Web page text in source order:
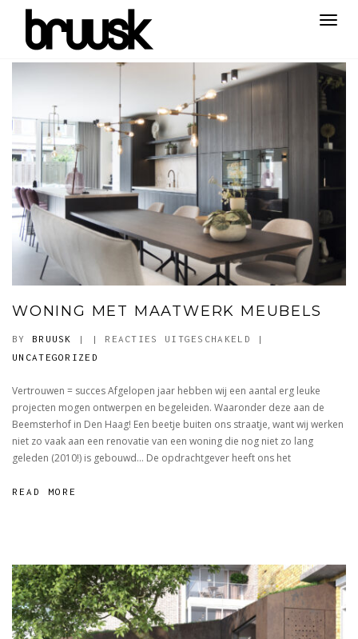
WONING MET MAATWERK MEUBELS
BY BRUUSK | | REACTIES UITGESCHAKELD VOOR
MAATWERK
MEUBELS
|
UNCATEGORIZED
Vertrouwen = succes Afgelopen jaar hebben wij een aantal erg leuke
projecten mogen ontwerpen en begeleiden. Waaronder deze aan de
Beemsterhof in Den Haag! Een beetje buiten ons straatje, want wij werken
niet zo vaak aan een renovatie van een woning die nog niet zo lang
geleden (2010!) is gebouwd… De opdrachtgever heeft ons het
READ MORE